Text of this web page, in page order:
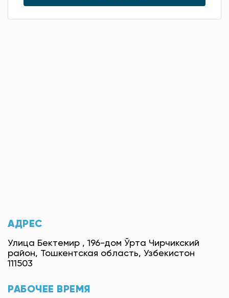
АДРЕС
Улица Бектемир , 196-дом Ўрта Чирчикский
район, Тошкентская область, Узбекистон
111503
РАБОЧЕЕ ВРЕМЯ